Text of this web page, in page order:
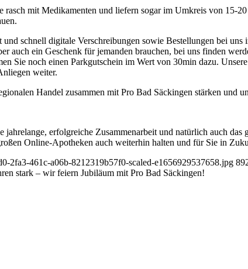
mit Medikamenten und liefern sogar im Umkreis von 15-
schnell digitale Verschreibungen sowie Bestellungen bei
auch ein Geschenk für jemanden brauchen, bei uns finden
Sie noch einen Parkgutschein im Wert von 30min dazu.
weiter.
Handel zusammen mit Pro Bad Säckingen stärken und
erfolgreiche Zusammenarbeit und natürlich auch
Online-Apotheken auch weiterhin halten und für Sie in
2fa3-461c-a06b-8212319b57f0-scaled-e1656929537658.jpg
stark – wir feiern Jubiläum mit Pro Bad Säckingen!